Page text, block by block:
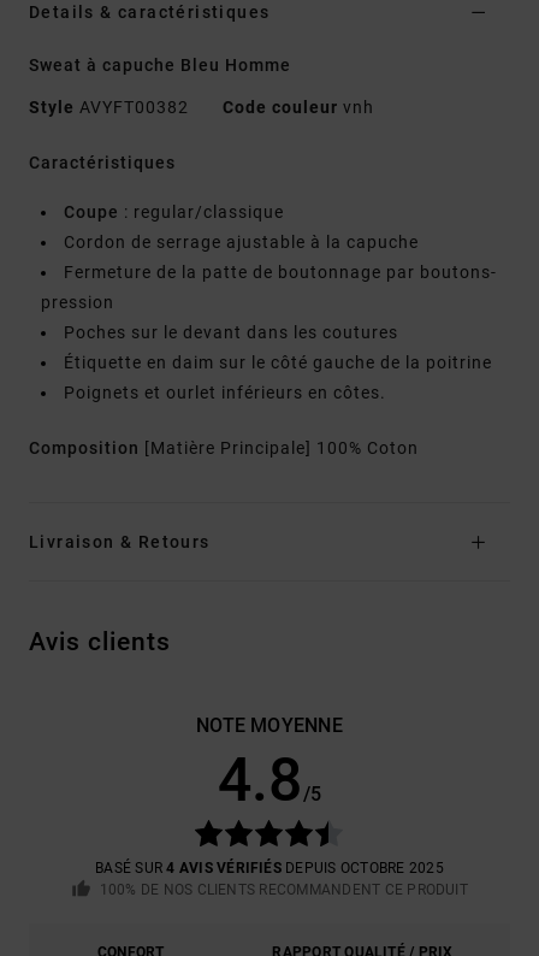
Details & caractéristiques
Sweat à capuche Bleu Homme
Style AVYFT00382 Code couleur vnh
Caractéristiques
Coupe : regular/classique
Cordon de serrage ajustable à la capuche
Fermeture de la patte de boutonnage par boutons-
pression
Poches sur le devant dans les coutures
Étiquette en daim sur le côté gauche de la poitrine
Poignets et ourlet inférieurs en côtes.
Composition [Matière Principale] 100% Coton
Livraison & Retours
Avis clients
NOTE MOYENNE
4.8/5
BASÉ SUR4 AVIS VÉRIFIÉSDEPUIS OCTOBRE 2025
100% DE NOS CLIENTS RECOMMANDENT CE PRODUIT
CONFORT RAPPORT QUALITÉ / PRIX